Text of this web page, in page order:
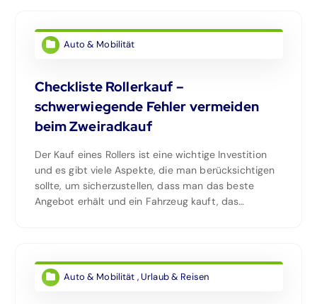
Auto & Mobilität
Checkliste Rollerkauf –
schwerwiegende Fehler vermeiden
beim Zweiradkauf
Der Kauf eines Rollers ist eine wichtige Investition
und es gibt viele Aspekte, die man berücksichtigen
sollte, um sicherzustellen, dass man das beste
Angebot erhält und ein Fahrzeug kauft, das…
Auto & Mobilität ,Urlaub & Reisen